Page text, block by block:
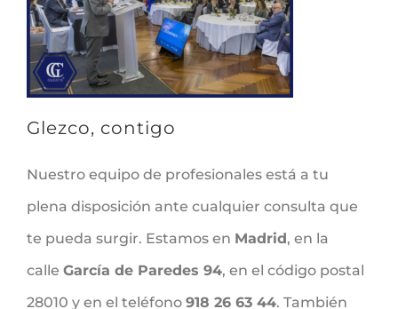
Glezco, contigo
Nuestro equipo de profesionales está a tu
plena disposición ante cualquier consulta que
te pueda surgir. Estamos en Madrid, en la
calle García de Paredes 94, en el código postal
28010 y en el teléfono 918 26 63 44. También